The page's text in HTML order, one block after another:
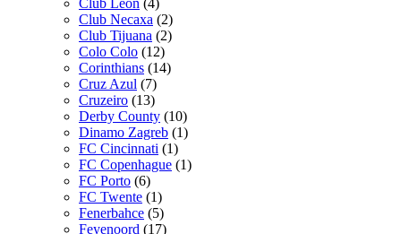
Club Necaxa (2)
Club Tijuana (2)
Colo Colo (12)
Corinthians (14)
Cruz Azul (7)
Cruzeiro (13)
Derby County (10)
Dinamo Zagreb (1)
FC Cincinnati (1)
FC Copenhague (1)
FC Porto (6)
FC Twente (1)
Fenerbahce (5)
Feyenoord (17)